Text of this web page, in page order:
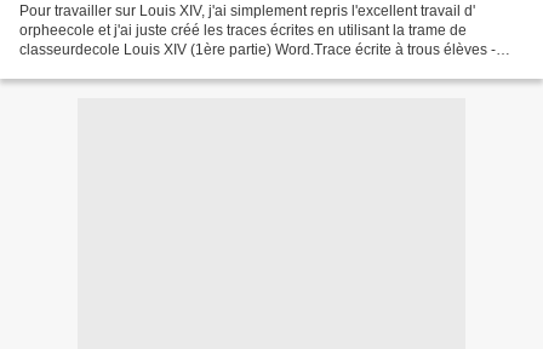
Pour travailler sur Louis XIV, j'ai simplement repris l'excellent travail d'
orpheecole et j'ai juste créé les traces écrites en utilisant la trame de
classeurdecole Louis XIV (1ère partie) Word.Trace écrite à trous élèves -